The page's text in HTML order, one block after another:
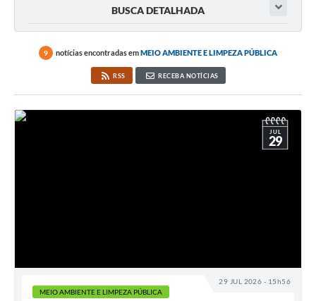
BUSCA DETALHADA
9 notícias encontradas emMEIO AMBIENTE E LIMPEZA PÚBLICA
RSS RECEBA NOTÍCIAS
29 JUL 2026 - 15h56
JUL
29
MEIO AMBIENTE E LIMPEZA PÚBLICA